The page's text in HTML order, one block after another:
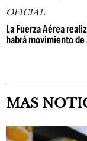
OFICIAL
La Fuerza Aérea
habrá movimiento
MAS